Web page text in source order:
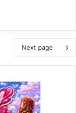
Next page